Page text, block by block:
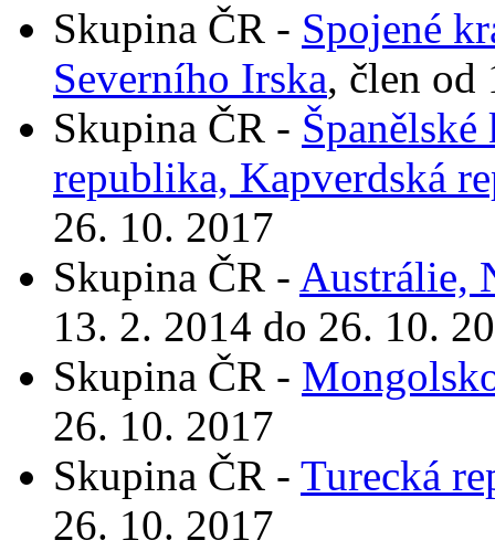
Skupina ČR - Spojené
Severního Irska, člen od
Skupina ČR -
republika, Kapverdská
26. 10. 2017
Skupina ČR - Austrálie,
13. 2. 2014 do 26. 10.
Skupina ČR -
26. 10. 2017
Skupina ČR - Turecká
26. 10. 2017